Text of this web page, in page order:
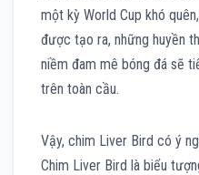
một kỳ World Cup khó
được tạo ra, những huyền
niềm đam mê bóng đá sẽ
trên toàn cầu.
Vậy, chim Liver Bird có ý
Chim Liver Bird là biểu